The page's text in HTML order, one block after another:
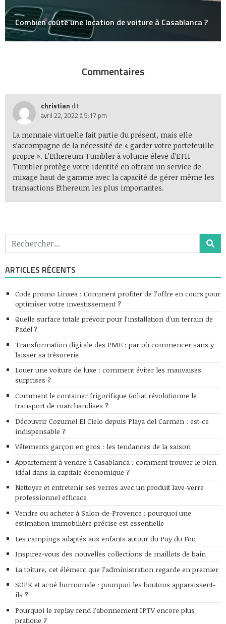
Combien coûte une location de voiture à Casablanca ?
Commentaires
christian dit :
avril 22, 2022 à 5:17 pm
La monnaie virtuelle fait partie du présent, mais elle
s’accompagne de la nécessité de « garder votre portefeuille
propre ». L’Ethereum Tumbler à volume élevé d’ETH
Tumblerprotège votre identité en offrant un service de
mixage haut de gamme avec la capacité de gérer même les
transactions Ethereum les plus importantes.
ARTICLES RÉCENTS
Code promo Linxea : Comment profiter de l’offre en cours pour
optimiser votre investissement ?
Quelle surface totale prévoir pour l’installation d’un terrain de
Padel ?
Transformation digitale des PME : par où commencer sans y
laisser sa trésorerie
Louer une voiture de luxe : comment éviter les mauvaises
surprises ?
Comment le container frigorifique Goliat révolutionne le
transport de marchandises ?
Découvrir Cozumel El Cielo depuis Playa del Carmen : est-ce
indispensable ?
Vêtements garçon en gros : les tendances de la saison
Appartement à vendre à Casablanca : comment trouver le bien
idéal dans la capitale économique ?
Nettoyer et entretenir ses verres avec un produit lave-verre
professionnel efficace
Vendre ou acheter à Salon-de-Provence : pourquoi une
estimation immobilière précise est essentielle
Les campings adaptés aux enfants autour du Puy du Fou
Inspirez-vous des nouvelles collections de maillots de bain
La toiture, cet élément que l’administration regarde en premier
SOPK et acné hormonale : pourquoi les boutons apparaissent-
ils ?
Pourquoi le replay rend l’abonnement IPTV encore plus
pratique ?